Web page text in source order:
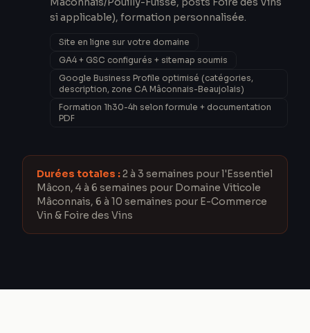
si applicable), formation personnalisée.
Site en ligne sur votre domaine
GA4 + GSC configurés + sitemap soumis
Google Business Profile optimisé (catégories,
description, zone CA Mâconnais-Beaujolais)
Formation 1h30-4h selon formule + documentation
PDF
Durées totales :2 à 3 semaines pour l'Essentiel
Mâcon, 4 à 6 semaines pour Domaine Viticole
Mâconnais, 6 à 10 semaines pour E-Commerce
Vin & Foire des Vins